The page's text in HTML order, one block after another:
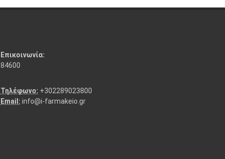
Επικοινωνία:
84600
Τηλέφωνο: +302289023800
Email: info@i-farmakeio.gr